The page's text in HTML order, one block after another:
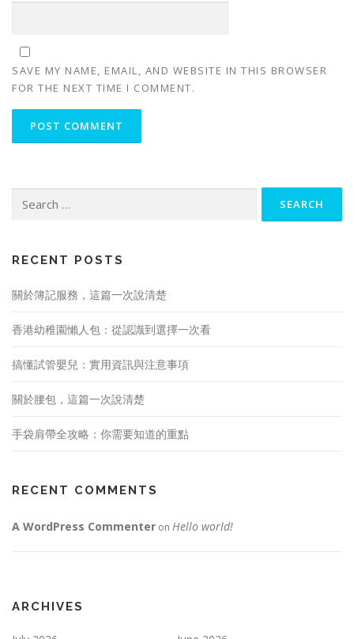
SAVE MY NAME, EMAIL, AND WEBSITE IN THIS BROWSER
FOR THE NEXT TIME I COMMENT.
for:
RECENT POSTS
關於簿記服務，這篇一次說清楚
香港幼稚園懶人包：從認識到選擇一次看
搞懂試管嬰兒：實用資訊與注意事項
關於腰包，這篇一次說清楚
手袋肩帶全攻略：你需要知道的重點
RECENT COMMENTS
A WordPress Commenter on Hello world!
ARCHIVES